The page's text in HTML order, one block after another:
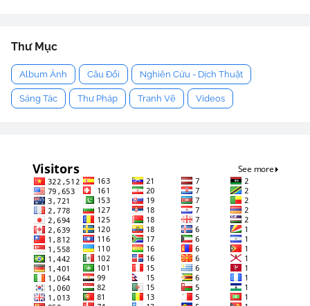
Thư Mục
Album Ảnh Câu Đối Nghiên Cứu - Dịch Thuật
Sáng Tác Thư Pháp Tranh Vẽ Videos